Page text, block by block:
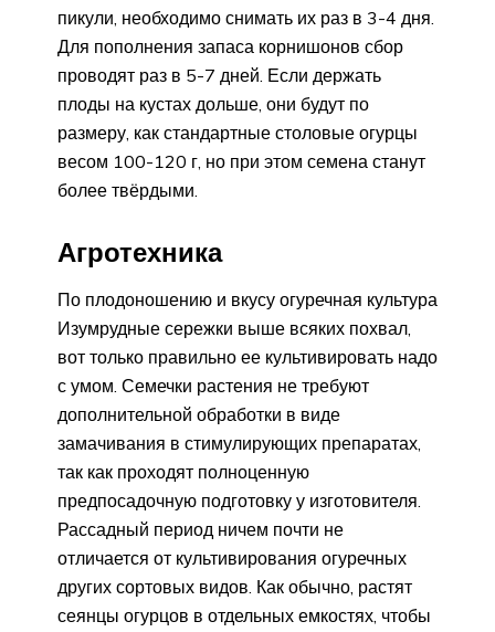
пикули, необходимо снимать их раз в 3-4 дня.
Для пополнения запаса корнишонов сбор
проводят раз в 5-7 дней. Если держать
плоды на кустах дольше, они будут по
размеру, как стандартные столовые огурцы
весом 100-120 г, но при этом семена станут
более твёрдыми.
Агротехника
По плодоношению и вкусу огуречная культура
Изумрудные сережки выше всяких похвал,
вот только правильно ее культивировать надо
с умом. Семечки растения не требуют
дополнительной обработки в виде
замачивания в стимулирующих препаратах,
так как проходят полноценную
предпосадочную подготовку у изготовителя.
Рассадный период ничем почти не
отличается от культивирования огуречных
других сортовых видов. Как обычно, растят
сеянцы огурцов в отдельных емкостях, чтобы